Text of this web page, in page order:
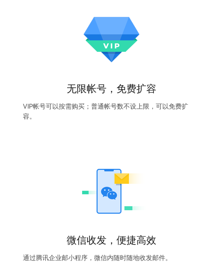
无限帐号，免费扩容
VIP帐号可以按需购买；普通帐号数不设上限，可以免费扩
容。
微信收发，便捷高效
通过腾讯企业邮小程序，微信内随时随地收发邮件。